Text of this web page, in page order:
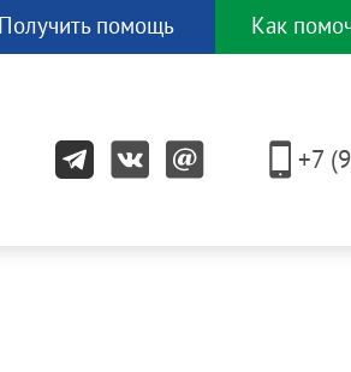
Получить помощь Как
ДЕСЯТКОМ
других
+7